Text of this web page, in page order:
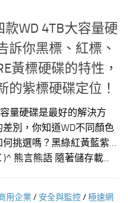
款WD 4TB大容量硬
訴你黑標、紅標、
黃標硬碟的特性，
的紫標硬碟定位！
量硬碟是最好的解決方
別，你知道WD不同顏色
何挑選嗎？黑綠紅黃藍紫…
熊言熊語 隨著儲存載...
用企業/ 安全與監控/極速網